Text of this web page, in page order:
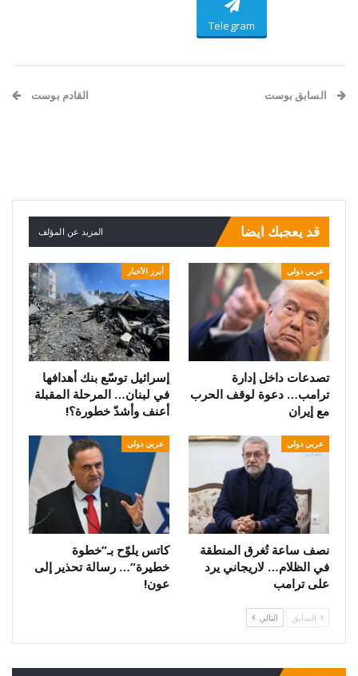
Telegram
السابق بوست القادم بوست
قد يعجبك ايضا المزيد عن المؤلف
عربي دولي
تصدعات داخل إدارة
ترامب… دعوة لوقف الحرب
مع إيران
أبرز الأخبار
إسرائيل توسّع بنك أهدافها
في لبنان… المرحلة المقبلة
أعنف وأشدّ خطورة؟!
عربي دولي
نصف ساعة تُغرق المنطقة
في الظلام… لاريجاني يرد
على ترامب
عربي دولي
كاتس يلوّح بـ”خطوة
خطيرة”… رسالة تحذير إلى
عون!
السابق التالي